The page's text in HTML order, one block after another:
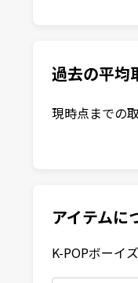
過去の平均
現時点までの
アイテムに
K-POPボーイ